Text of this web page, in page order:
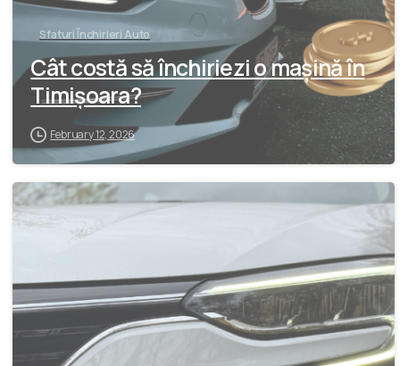
Sfaturi Închirieri Auto
Cât costă să închiriezi o mașină în
Timișoara?
February 12, 2026